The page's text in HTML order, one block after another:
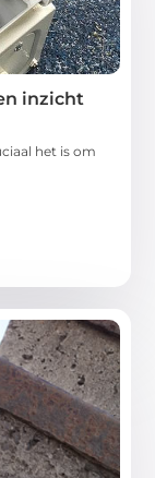
inzicht
het is om